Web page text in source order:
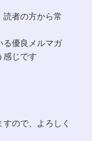
読者の方から常
る優良メルマガ
感じです
ので、よろしく